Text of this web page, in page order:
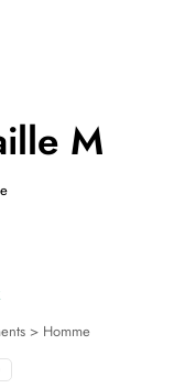
M
> Homme